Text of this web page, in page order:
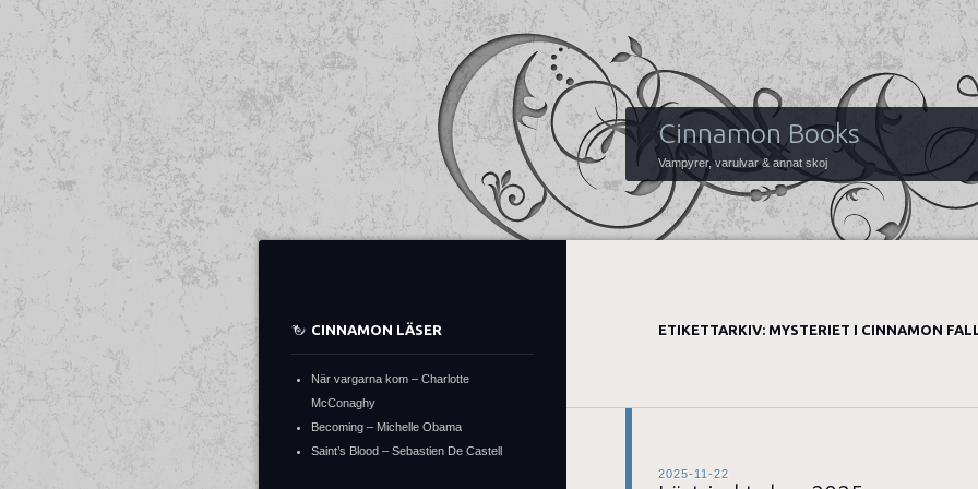
Cinnamon Books
Vampyrer, varulvar & annat skoj
ETIKETTARKIV: MYSTERIET I CINNAMON
2025-11-22
CINNAMON LÄSER
När vargarna kom – Charlotte
McConaghy
Becoming – Michelle Obama
Saint’s Blood – Sebastien De Castell